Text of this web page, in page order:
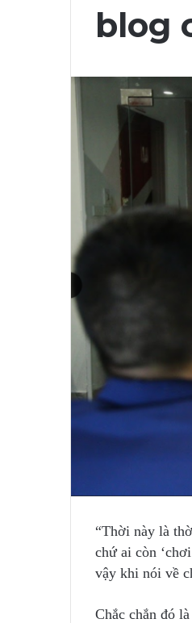
blog
“Thời này là
chứ ai còn
vậy khi nói về
Chắc chắn đó